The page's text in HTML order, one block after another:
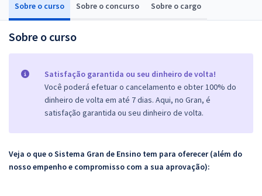
Sobre o curso Sobre o concurso Sobre o cargo
Sobre o curso
Satisfação garantida ou seu dinheiro de volta!
Você poderá efetuar o cancelamento e obter 100% do
dinheiro de volta em até 7 dias. Aqui, no Gran, é
satisfação garantida ou seu dinheiro de volta.
Veja o que o Sistema Gran de Ensino tem para oferecer (além do
nosso empenho e compromisso com a sua aprovação):